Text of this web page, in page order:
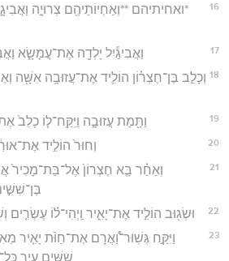
16
*ואחיתיהם **וְאַחְיוֹתֵיהֶ֖ם צְרוּיָ֣ה
17 וַאֲבִיגַ֕יִל יָלְדָ֖ה אֶת־עֲמָשָׂ֑א
18 וְכָלֵ֣ב בֶּן־חֶצְר֗וֹן הוֹלִ֛יד אֶת־עֲזוּבָ֥ה אִשָּׁ֖ה
19 וַתָּ֖מָת עֲזוּבָ֑ה וַיִּֽקַּֽח־ל֤וֹ כָלֵב֙
20 וְחוּר֙ הוֹלִ֣יד
21
וְאַחַ֗ר בָּ֤א חֶצְרוֹן֙ אֶל־בַּת־מָכִיר֙
22 וּשְׂג֖וּב הוֹלִ֣יד אֶת־יָאִ֑יר וַֽיְהִי־ל֗וֹ
23
וַיִּקַּ֣ח גְּשֽׁוּר־וַ֠אֲרָם אֶת־חַוֺּ֨ת יָאִ֧יר
שִׁשִּׁ֣ים עִ֑יר